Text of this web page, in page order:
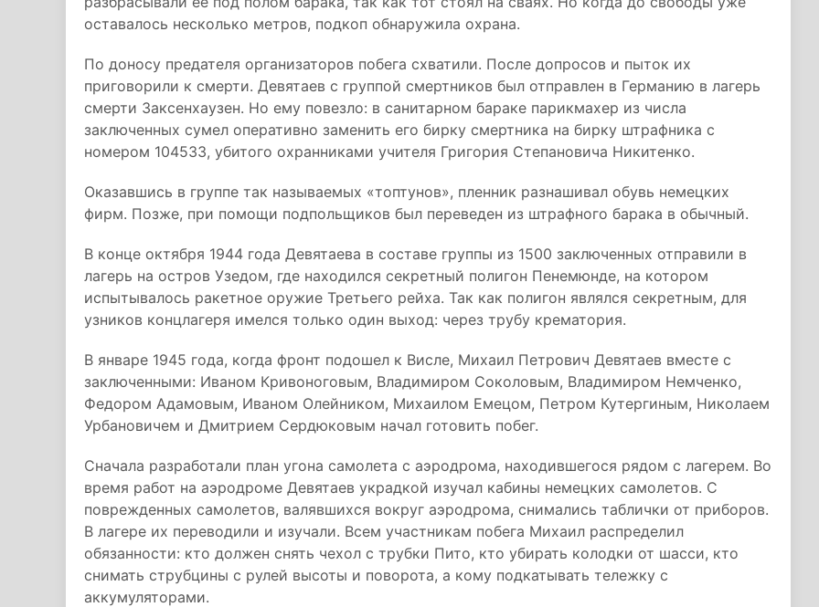
оставалось несколько метров, подкоп обнаружила охрана.
По доносу предателя организаторов побега схватили. После допросов и пыток их
приговорили к смерти. Девятаев с группой смертников был отправлен в Германию в лагерь
смерти Заксенхаузен. Но ему повезло: в санитарном бараке парикмахер из числа
заключенных сумел оперативно заменить его бирку смертника на бирку штрафника с
номером 104533, убитого охранниками учителя Григория Степановича Никитенко.
Оказавшись в группе так называемых «топтунов», пленник разнашивал обувь немецких
фирм. Позже, при помощи подпольщиков был переведен из штрафного барака в обычный.
В конце октября 1944 года Девятаева в составе группы из 1500 заключенных отправили в
лагерь на остров Узедом, где находился секретный полигон Пенемюнде, на котором
испытывалось ракетное оружие Третьего рейха. Так как полигон являлся секретным, для
узников концлагеря имелся только один выход: через трубу крематория.
В январе 1945 года, когда фронт подошел к Висле, Михаил Петрович Девятаев вместе с
заключенными: Иваном Кривоноговым, Владимиром Соколовым, Владимиром Немченко,
Федором Адамовым, Иваном Олейником, Михаилом Емецом, Петром Кутергиным, Николаем
Урбановичем и Дмитрием Сердюковым начал готовить побег.
Сначала разработали план угона самолета с аэродрома, находившегося рядом с лагерем. Во
время работ на аэродроме Девятаев украдкой изучал кабины немецких самолетов. С
поврежденных самолетов, валявшихся вокруг аэродрома, снимались таблички от приборов.
В лагере их переводили и изучали. Всем участникам побега Михаил распределил
обязанности: кто должен снять чехол с трубки Пито, кто убирать колодки от шасси, кто
снимать струбцины с рулей высоты и поворота, а кому подкатывать тележку с
аккумуляторами.